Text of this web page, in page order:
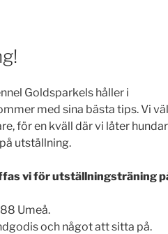
Goldsparkels håller i
med sina bästa tips. Vi
för en kväll där vi låter
utställning.
vi för utställningsträning
Umeå.
och något att sitta på.